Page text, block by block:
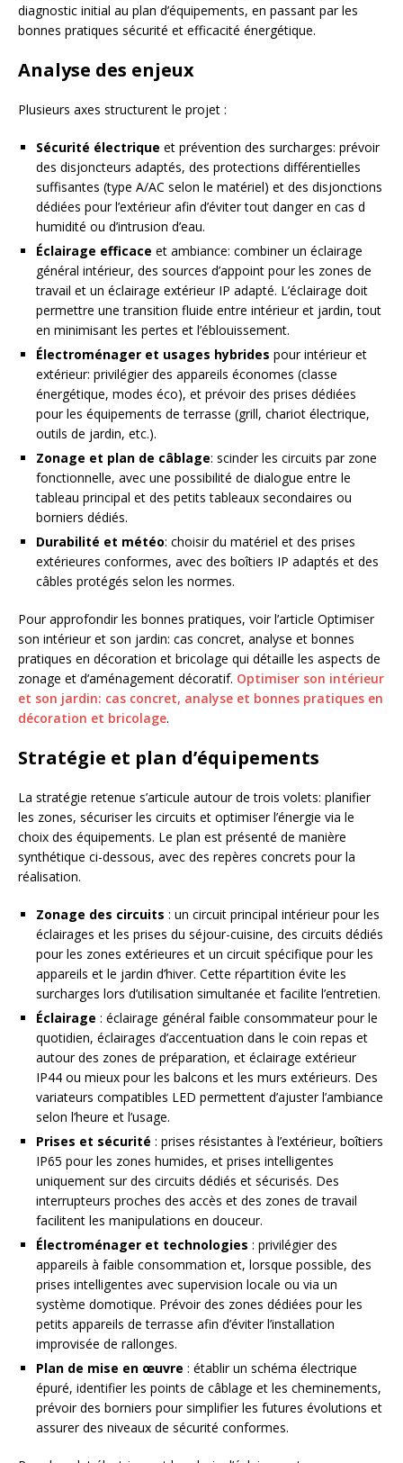
diagnostic initial au plan d’équipements, en passant par les
bonnes pratiques sécurité et efficacité énergétique.
Analyse des enjeux
Plusieurs axes structurent le projet :
Sécurité électrique et prévention des surcharges: prévoir
des disjoncteurs adaptés, des protections différentielles
suffisantes (type A/AC selon le matériel) et des disjonctions
dédiées pour l’extérieur afin d’éviter tout danger en cas d
humidité ou d’intrusion d’eau.
Éclairage efficace et ambiance: combiner un éclairage
général intérieur, des sources d’appoint pour les zones de
travail et un éclairage extérieur IP adapté. L’éclairage doit
permettre une transition fluide entre intérieur et jardin, tout
en minimisant les pertes et l’éblouissement.
Électroménager et usages hybrides pour intérieur et
extérieur: privilégier des appareils économes (classe
énergétique, modes éco), et prévoir des prises dédiées
pour les équipements de terrasse (grill, chariot électrique,
outils de jardin, etc.).
Zonage et plan de câblage: scinder les circuits par zone
fonctionnelle, avec une possibilité de dialogue entre le
tableau principal et des petits tableaux secondaires ou
borniers dédiés.
Durabilité et météo: choisir du matériel et des prises
extérieures conformes, avec des boîtiers IP adaptés et des
câbles protégés selon les normes.
Pour approfondir les bonnes pratiques, voir l’article Optimiser
son intérieur et son jardin: cas concret, analyse et bonnes
pratiques en décoration et bricolage qui détaille les aspects de
zonage et d’aménagement décoratif. Optimiser son intérieur
et son jardin: cas concret, analyse et bonnes pratiques en
décoration et bricolage.
Stratégie et plan d’équipements
La stratégie retenue s’articule autour de trois volets: planifier
les zones, sécuriser les circuits et optimiser l’énergie via le
choix des équipements. Le plan est présenté de manière
synthétique ci-dessous, avec des repères concrets pour la
réalisation.
Zonage des circuits : un circuit principal intérieur pour les
éclairages et les prises du séjour-cuisine, des circuits dédiés
pour les zones extérieures et un circuit spécifique pour les
appareils et le jardin d’hiver. Cette répartition évite les
surcharges lors d’utilisation simultanée et facilite l’entretien.
Éclairage : éclairage général faible consommateur pour le
quotidien, éclairages d’accentuation dans le coin repas et
autour des zones de préparation, et éclairage extérieur
IP44 ou mieux pour les balcons et les murs extérieurs. Des
variateurs compatibles LED permettent d’ajuster l’ambiance
selon l’heure et l’usage.
Prises et sécurité : prises résistantes à l’extérieur, boîtiers
IP65 pour les zones humides, et prises intelligentes
uniquement sur des circuits dédiés et sécurisés. Des
interrupteurs proches des accès et des zones de travail
facilitent les manipulations en douceur.
Électroménager et technologies : privilégier des
appareils à faible consommation et, lorsque possible, des
prises intelligentes avec supervision locale ou via un
système domotique. Prévoir des zones dédiées pour les
petits appareils de terrasse afin d’éviter l’installation
improvisée de rallonges.
Plan de mise en œuvre : établir un schéma électrique
épuré, identifier les points de câblage et les cheminements,
prévoir des borniers pour simplifier les futures évolutions et
assurer des niveaux de sécurité conformes.